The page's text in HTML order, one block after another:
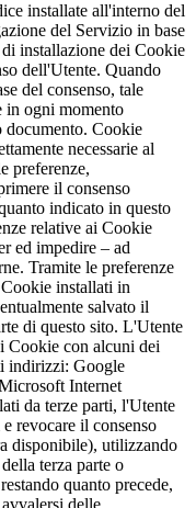
installate all'interno del
del Servizio in base
installazione dei Cookie
dell'Utente. Quando
del consenso, tale
in ogni momento
documento. Cookie
necessarie al
preferenze,
il consenso
indicato in questo
relative ai Cookie
ed impedire – ad
Tramite le preferenze
installati in
salvato il
di questo sito. L'Utente
Cookie con alcuni dei
indirizzi: Google
Internet
da terze parti, l'Utente
revocare il consenso
disponibile), utilizzando
terza parte o
quanto precede,
delle